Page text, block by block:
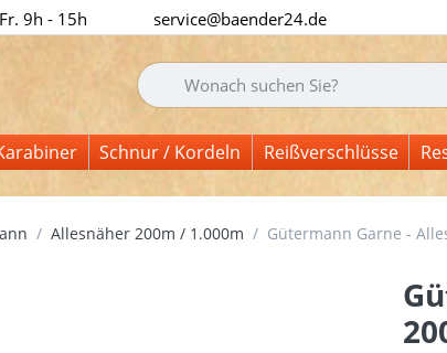
9h - 15h service@baender24.de
Geben Sie einen Suchbegriff ein.
Schnur / Kordeln Reißverschlüsse
Allesnäher 200m / 1.000m Gütermann Garne -